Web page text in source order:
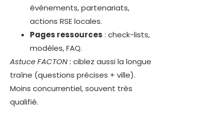
événements, partenariats,
actions RSE locales.
Pages ressources : check-lists,
modèles, FAQ.
Astuce FACTON : ciblez aussi la longue
traîne (questions précises + ville).
Moins concurrentiel, souvent très
qualifié.